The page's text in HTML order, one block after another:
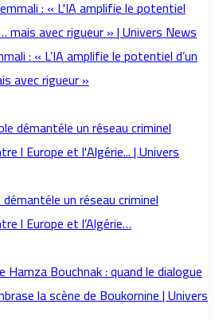
: « L’IA amplifie le potentiel d’un
avec rigueur »
un réseau criminel
l Europe et l’Algérie…